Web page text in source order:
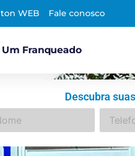
WEB Fale conosco
Um Franqueado
Descubra